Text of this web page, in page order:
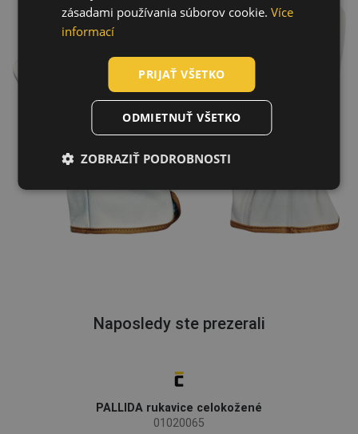
Naposledy ste prezerali
PALLIDA rukavice celokožené
01020065
SPANISH
zásadami používania súborov cookie. Více
informací
PRIJAŤ VŠETKO
ODMIETNUŤ VŠETKO
ZOBRAZIŤ PODROBNOSTI